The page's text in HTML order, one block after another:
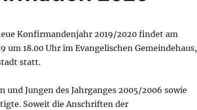
Konfirmandenjahr 2019/2020 findet am
um 18.00 Uhr im Evangelischen Gemeindehaus,
statt.
und Jungen des Jahrganges 2005/2006 sowie
Soweit die Anschriften der